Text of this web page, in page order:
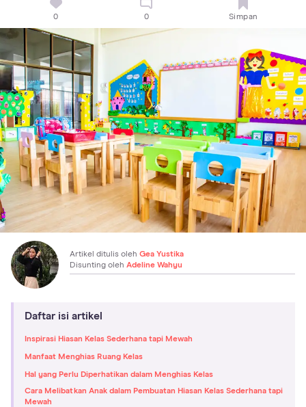
0 0 Simpan
Artikel ditulis oleh Gea Yustika
Disunting oleh Adeline Wahyu
Daftar isi artikel
Inspirasi Hiasan Kelas Sederhana tapi Mewah
Manfaat Menghias Ruang Kelas
Hal yang Perlu Diperhatikan dalam Menghias Kelas
Cara Melibatkan Anak dalam Pembuatan Hiasan Kelas Sederhana tapi
Mewah